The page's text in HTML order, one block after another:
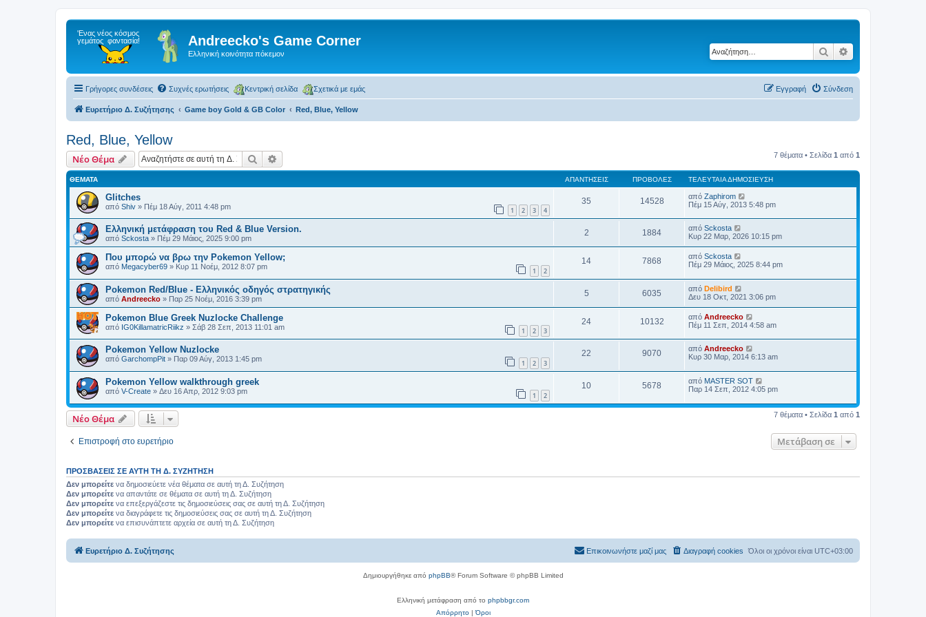
Andreecko's Game Corner
Ελληνική κοινότητα πόκεμον Αναζήτηση
Γρήγορες συνδέσεις Συχνές ερωτήσεις Κεντρική σελίδα Σχετικά με εμάς Σύνδεση
Εγγραφή
Ευρετήριο Δ. Συζήτησης Game boy Gold & GB Color Red, Blue, Yellow
Red, Blue, Yellow
Νέο Θέμα Αναζήτηση 7 θέματα • Σελίδα 1 από 1
ΘΈΜΑΤΑ ΑΠΑΝΤΉΣΕΙΣ ΠΡΟΒΟΛΈΣ ΤΕΛΕΥΤΑΊΑ ΔΗΜΟΣΊΕΥΣΗ
Glitches
από Shiv » Πέμ 18 Αύγ, 2011 4:48 pm 1 2 3 4
35 14528 από Zaphirom
Πέμ 15 Αύγ, 2013 5:48 pm
Ελληνική μετάφραση του Red & Blue Version.
από Sckosta » Πέμ 29 Μάιος, 2025 9:00 pm
2 1884 από Sckosta
Κυρ 22 Μαρ, 2026 10:15 pm
Που μπορώ να βρω την Pokemon Yellow;
από Megacyber69 » Κυρ 11 Νοέμ, 2012 8:07 pm 1 2
14 7868 από Sckosta
Πέμ 29 Μάιος, 2025 8:44 pm
Pokemon Red/Blue - Ελληνικός οδηγός στρατηγικής
από Andreecko » Παρ 25 Νοέμ, 2016 3:39 pm
5 6035 από Delibird
Δευ 18 Οκτ, 2021 3:06 pm
Pokemon Blue Greek Nuzlocke Challenge
από IG0KillamatricRiikz » Σάβ 28 Σεπ, 2013 11:01 am 1 2 3
24 10132 από Andreecko
Πέμ 11 Σεπ, 2014 4:58 am
Pokemon Yellow Nuzlocke
από GarchompPit » Παρ 09 Αύγ, 2013 1:45 pm 1 2 3
22 9070 από Andreecko
Κυρ 30 Μαρ, 2014 6:13 am
Pokemon Yellow walkthrough greek
από V-Create » Δευ 16 Απρ, 2012 9:03 pm 1 2
10 5678 από MASTER SOT
Παρ 14 Σεπ, 2012 4:05 pm
Νέο Θέμα 7 θέματα • Σελίδα 1 από 1
Επιστροφή στο ευρετήριο Μετάβαση σε
ΠΡΟΣΒΆΣΕΙΣ ΣΕ ΑΥΤΉ ΤΗ Δ. ΣΥΖΉΤΗΣΗ
Δεν μπορείτε να δημοσιεύετε νέα θέματα σε αυτή τη Δ. Συζήτηση
Δεν μπορείτε να απαντάτε σε θέματα σε αυτή τη Δ. Συζήτηση
Δεν μπορείτε να επεξεργάζεστε τις δημοσιεύσεις σας σε αυτή τη Δ. Συζήτηση
Δεν μπορείτε να διαγράφετε τις δημοσιεύσεις σας σε αυτή τη Δ. Συζήτηση
Δεν μπορείτε να επισυνάπτετε αρχεία σε αυτή τη Δ. Συζήτηση
Ευρετήριο Δ. Συζήτησης Όλοι οι χρόνοι είναι UTC+03:00
Διαγραφή cookies
Επικοινωνήστε μαζί μας
Δημιουργήθηκε από phpBB® Forum Software © phpBB Limited
Ελληνική μετάφραση από το phpbbgr.com
Απόρρητο|Όροι